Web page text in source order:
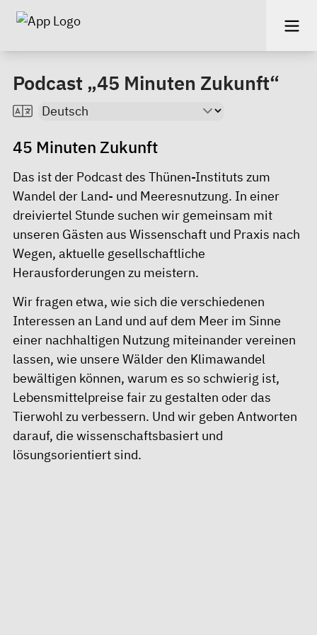
Podcast „45 Minuten Zukunft“
45 Minuten Zukunft
Das ist der Podcast des Thünen-Instituts zum
Wandel der Land- und Meeresnutzung. In einer
dreiviertel Stunde suchen wir gemeinsam mit
unseren Gästen aus Wissenschaft und Praxis nach
Wegen, aktuelle gesellschaftliche
Herausforderungen zu meistern.
Wir fragen etwa, wie sich die verschiedenen
Interessen an Land und auf dem Meer im Sinne
einer nachhaltigen Nutzung miteinander vereinen
lassen, wie unsere Wälder den Klimawandel
bewältigen können, warum es so schwierig ist,
Lebensmittelpreise fair zu gestalten oder das
Tierwohl zu verbessern. Und wir geben Antworten
darauf, die wissenschaftsbasiert und
lösungsorientiert sind.